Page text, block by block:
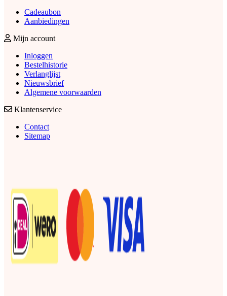
Cadeaubon
Aanbiedingen
Mijn account
Inloggen
Bestelhistorie
Verlanglijst
Nieuwsbrief
Algemene voorwaarden
Klantenservice
Contact
Sitemap